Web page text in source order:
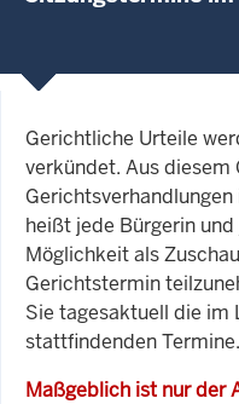
Gerichtliche Urteile
verkündet. Aus diesem
heißt jede Bürgerin
Möglichkeit als
Gerichtstermin
Sie tagesaktuell die im
stattfindenden Termine.
Maßgeblich ist nur der